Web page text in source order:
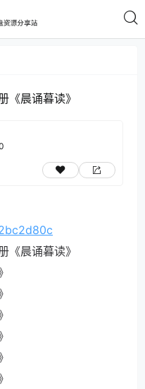
《晨诵暮读》
《晨诵暮读》